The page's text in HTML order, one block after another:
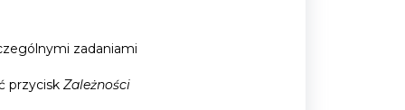
zadaniami
przycisk Zależności